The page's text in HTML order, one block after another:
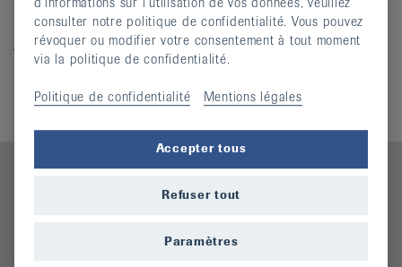
Tests en ligne
Téléchargements
consulter notre politique de confidentialité. Vous pouvez
révoquer ou modifier votre consentement à tout moment
via la politique de confidentialité.
Politique de confidentialité Mentions légales
Accepter tous
Refuser tout
Paramètres